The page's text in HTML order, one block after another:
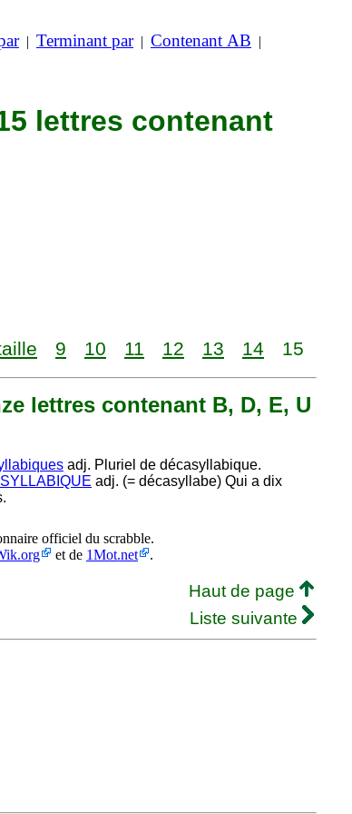
| Terminant par| Contenant AB |
lettres contenant
9 10 11 12 13 14 15
lettres contenant B, D, E, U
adj. Pluriel de décasyllabique.
adj. (= décasyllabe) Qui a dix
officiel du scrabble.
et de 1Mot.net .
Haut de page
Liste suivante